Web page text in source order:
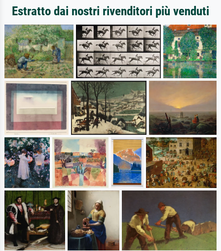
Estratto dai nostri rivenditori più venduti